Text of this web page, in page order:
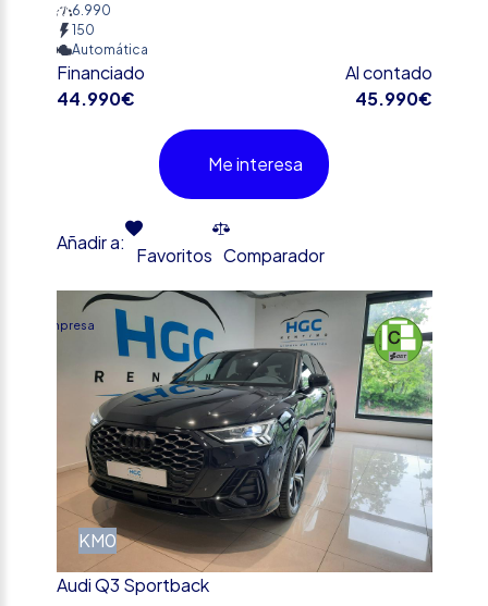
6.990
150
Automática
Financiado
44.990€
Al contado
45.990€
Me interesa
Añadir a:
Favoritos Comparador
KM0
Empresa
Audi Q3 Sportback